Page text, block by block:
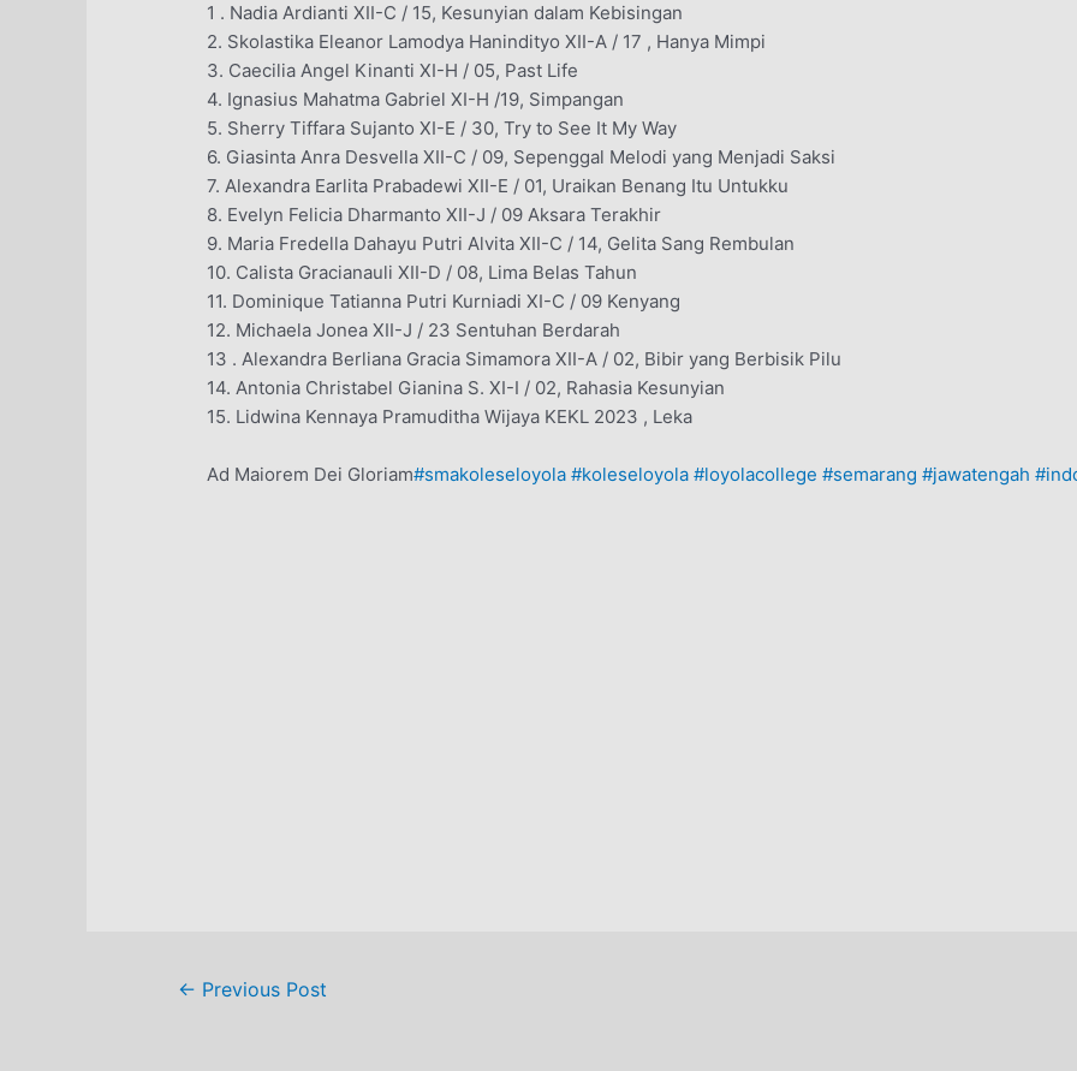
1 . Nadia Ardianti XII-C / 15, Kesunyian dalam Kebisingan
2. Skolastika Eleanor Lamodya Hanindityo XII-A / 17 , Hanya Mimpi
3. Caecilia Angel Kinanti XI-H / 05, Past Life
4. Ignasius Mahatma Gabriel XI-H /19, Simpangan
5. Sherry Tiffara Sujanto XI-E / 30, Try to See It My Way
6. Giasinta Anra Desvella XII-C / 09, Sepenggal Melodi yang Menjadi Saksi
7. Alexandra Earlita Prabadewi XII-E / 01, Uraikan Benang Itu Untukku
8. Evelyn Felicia Dharmanto XII-J / 09 Aksara Terakhir
9. Maria Fredella Dahayu Putri Alvita XII-C / 14, Gelita Sang Rembulan
10. Calista Gracianauli XII-D / 08, Lima Belas Tahun
11. Dominique Tatianna Putri Kurniadi XI-C / 09 Kenyang
12. Michaela Jonea XII-J / 23 Sentuhan Berdarah
13 . Alexandra Berliana Gracia Simamora XII-A / 02, Bibir yang Berbisik Pilu
14. Antonia Christabel Gianina S. XI-I / 02, Rahasia Kesunyian
15. Lidwina Kennaya Pramuditha Wijaya KEKL 2023 , Leka
Ad Maiorem Dei Gloriam#smakoleseloyola #koleseloyola #loyolacollege #semarang #jawatengah
Post← Previous Post